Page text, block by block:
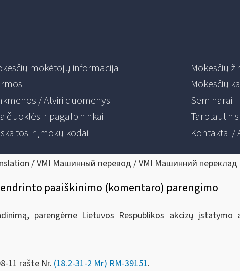
mokėtojų informacija
/ Atviri duomenys
ir pagalbininkai
ir įmokų kodai
Mokesčių
Mokesčių
Seminarai
Kontaktai /
/ VMI Машинный перевод / VMI Машинний переклад
paaiškinimo (komentaro) parengimo
parengėme Lietuvos Respublikos akcizų įstatymo
11 rašte Nr. (18.2-31-2 Mr) RM-39151.